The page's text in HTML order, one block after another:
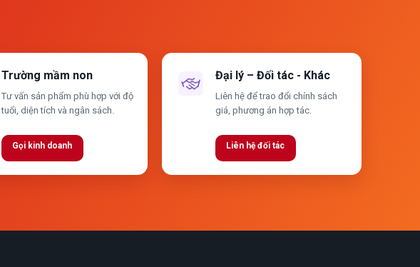
Trường mầm non
Tư vấn sản phẩm phù hợp với độ
tuổi, diện tích và ngân sách.
Gọi kinh doanh
Đại lý – Đối tác - Khác
Liên hệ để trao đổi chính sách
giá, phương án hợp tác.
Liên hệ đối tác